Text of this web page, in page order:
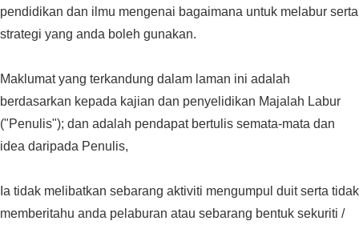
pendidikan dan ilmu mengenai bagaimana untuk melabur serta
strategi yang anda boleh gunakan.
Maklumat yang terkandung dalam laman ini adalah
berdasarkan kepada kajian dan penyelidikan Majalah Labur
("Penulis"); dan adalah pendapat bertulis semata-mata dan
idea daripada Penulis,
Ia tidak melibatkan sebarang aktiviti mengumpul duit serta tidak
memberitahu anda pelaburan atau sebarang bentuk sekuriti /